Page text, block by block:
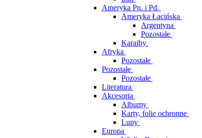
Ameryka Pn. i Pd.
Ameryka Łacińska
Argentyna
Pozostałe
Karaiby
Afryka
Pozostałe
Pozostałe
Pozostałe
Literatura
Akcesoria
Albumy
Karty, folie ochronne
Lupy
Europa